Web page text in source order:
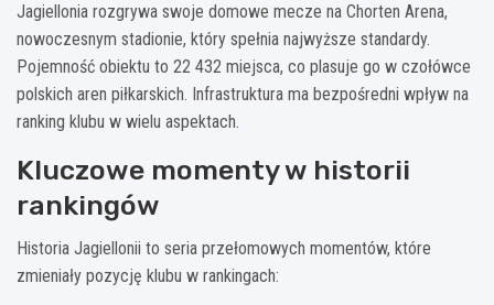
Jagiellonia rozgrywa swoje domowe mecze na Chorten Arena,
nowoczesnym stadionie, który spełnia najwyższe standardy.
Pojemność obiektu to 22 432 miejsca, co plasuje go w czołówce
polskich aren piłkarskich. Infrastruktura ma bezpośredni wpływ na
ranking klubu w wielu aspektach.
Kluczowe momenty w historii
rankingów
Historia Jagiellonii to seria przełomowych momentów, które
zmieniały pozycję klubu w rankingach: